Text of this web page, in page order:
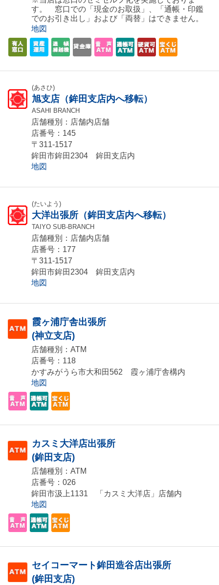
す。 窓口での「現金のお取扱」、「通帳・印鑑
でのお引き出し」および「両替」はできません。
地図
(あさひ)
旭支店（鉾田支店内へ移転）
ASAHI BRANCH
店舗種別：店舗内店舗
店番号：145
〒311-1517
鉾田市鉾田2304 鉾田支店内
地図
(たいよう)
大洋出張所（鉾田支店内へ移転）
TAIYO SUB-BRANCH
店舗種別：店舗内店舗
店番号：177
〒311-1517
鉾田市鉾田2304 鉾田支店内
地図
霞ヶ浦庁舎出張所
(神立支店)
店舗種別：ATM
店番号：118
かすみがうら市大和田562 霞ヶ浦庁舎構内
地図
カスミ大洋店出張所
(鉾田支店)
店舗種別：ATM
店番号：026
鉾田市汲上1131 「カスミ大洋店」店舗内
地図
セイコーマート鉾田造谷店出張所
(鉾田支店)